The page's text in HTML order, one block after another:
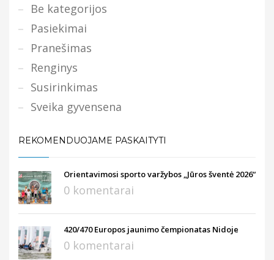
Be kategorijos
Pasiekimai
Pranešimas
Renginys
Susirinkimas
Sveika gyvensena
REKOMENDUOJAME PASKAITYTI
Orientavimosi sporto varžybos „Jūros šventė 2026“
0 komentarai
420/470 Europos jaunimo čempionatas Nidoje
0 komentarai